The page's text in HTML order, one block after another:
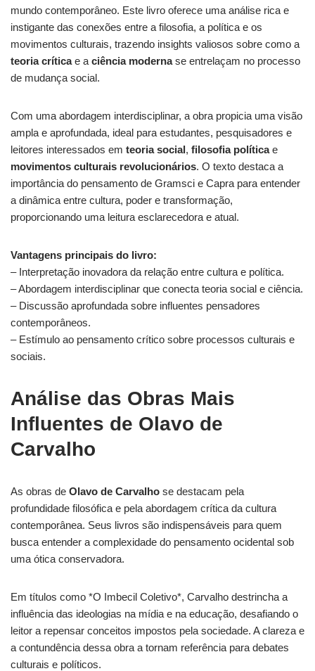
mundo contemporâneo. Este livro oferece uma análise rica e
instigante das conexões entre a filosofia, a política e os
movimentos culturais, trazendo insights valiosos sobre como a
teoria críticae a ciência modernase entrelaçam no processo
de mudança social.
Com uma abordagem interdisciplinar, a obra propicia uma visão
ampla e aprofundada, ideal para estudantes, pesquisadores e
leitores interessados em teoria social, filosofia políticae
movimentos culturais revolucionários. O texto destaca a
importância do pensamento de Gramsci e Capra para entender
a dinâmica entre cultura, poder e transformação,
proporcionando uma leitura esclarecedora e atual.
Vantagens principais do livro:
– Interpretação inovadora da relação entre cultura e política.
– Abordagem interdisciplinar que conecta teoria social e ciência.
– Discussão aprofundada sobre influentes pensadores
contemporâneos.
– Estímulo ao pensamento crítico sobre processos culturais e
sociais.
Análise das Obras Mais
Influentes de Olavo de
Carvalho
As obras de Olavo de Carvalho se destacam pela
profundidade filosófica e pela abordagem crítica da cultura
contemporânea. Seus livros são indispensáveis para quem
busca entender a complexidade do pensamento ocidental sob
uma ótica conservadora.
Em títulos como *O Imbecil Coletivo*, Carvalho destrincha a
influência das ideologias na mídia e na educação, desafiando o
leitor a repensar conceitos impostos pela sociedade. A clareza e
a contundência dessa obra a tornam referência para debates
culturais e políticos.